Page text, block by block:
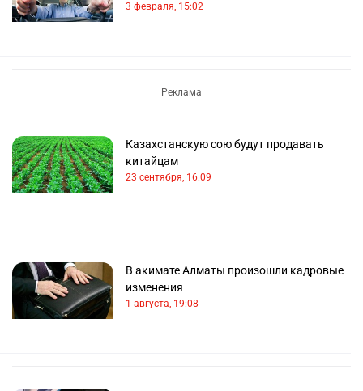
3 февраля, 15:02
Казахстанскую сою будут продавать
китайцам
23 сентября, 16:09
В акимате Алматы произошли кадровые
изменения
1 августа, 19:08